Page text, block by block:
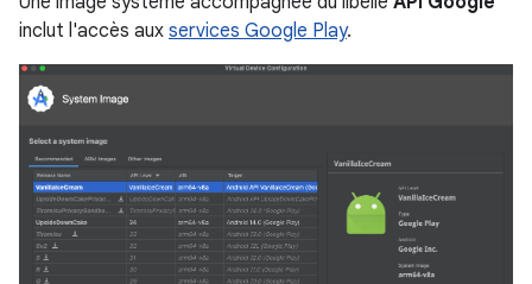
inclut l'accès aux services Google Play.